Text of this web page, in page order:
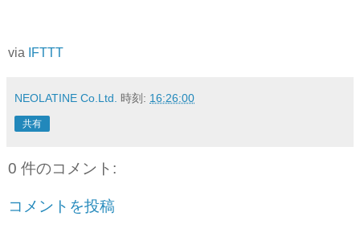
via IFTTT
NEOLATINE Co.Ltd. 時刻: 16:26:00
共有
0 件のコメント:
コメントを投稿